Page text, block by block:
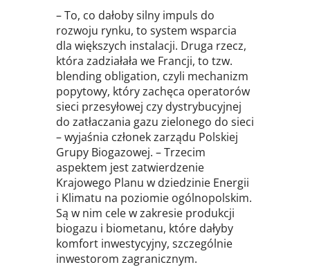
– To, co dałoby silny impuls do
rozwoju rynku, to system wsparcia
dla większych instalacji. Druga rzecz,
która zadziałała we Francji, to tzw.
blending obligation, czyli mechanizm
popytowy, który zachęca operatorów
sieci przesyłowej czy dystrybucyjnej
do zatłaczania gazu zielonego do sieci
– wyjaśnia członek zarządu Polskiej
Grupy Biogazowej. – Trzecim
aspektem jest zatwierdzenie
Krajowego Planu w dziedzinie Energii
i Klimatu na poziomie ogólnopolskim.
Są w nim cele w zakresie produkcji
biogazu i biometanu, które dałyby
komfort inwestycyjny, szczególnie
inwestorom zagranicznym.